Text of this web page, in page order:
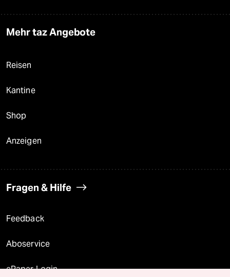
Mehr taz Angebote
Reisen
Kantine
Shop
Anzeigen
Fragen & Hilfe
Feedback
Aboservice
ePaper Login